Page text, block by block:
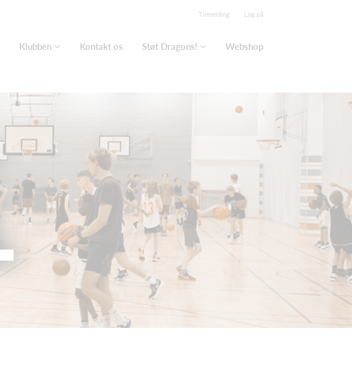
Tilmelding Log på
Klubben Kontakt os Støt Dragons! Webshop